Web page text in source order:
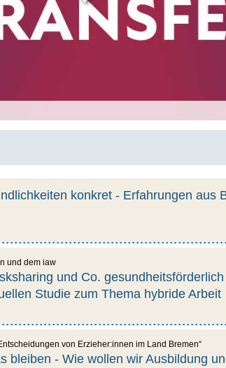
konkret - Erfahrungen aus
und dem iaw
und Co. gesundheitsförderlich
Studie zum Thema hybride Arbeit
von Erzieher:innen im Land Bremen“
bleiben - Wie wollen wir Ausbildung